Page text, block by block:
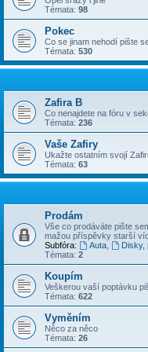
Témata: 98
Pokec
Co se jinam nehodí pište
Témata: 530
Zafira B
Co nenajdete na fóru v
Témata: 236
Vaše Zafiry
Ukažte ostatním svojí
Témata: 63
Prodám
Vše co prodáváte pište
mažou příspěvky starší
Subfóra:
Auta, Disky,
Témata: 2
Koupím
Veškerou vaší poptávku
Témata: 622
Vyměním
Něco za něco
Témata: 26